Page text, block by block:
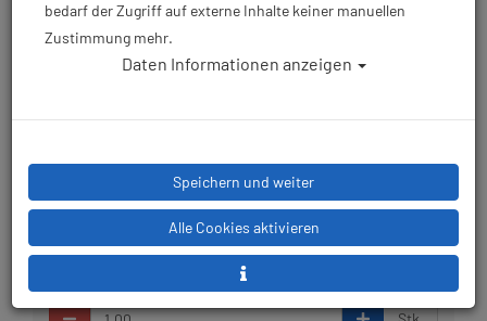
59,90 €*
Lieferbar in 1-3
Prämienpunkte: 60
bedarf der Zugriff auf externe Inhalte keiner manuellen
Zustimmung mehr.
Daten Informationen anzeigen
Speichern und weiter
Alle Cookies aktivieren